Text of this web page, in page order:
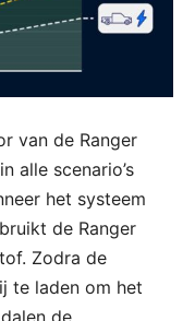
van de Ranger
alle scenario’s
het systeem
de Ranger
Zodra de
te laden om het
de